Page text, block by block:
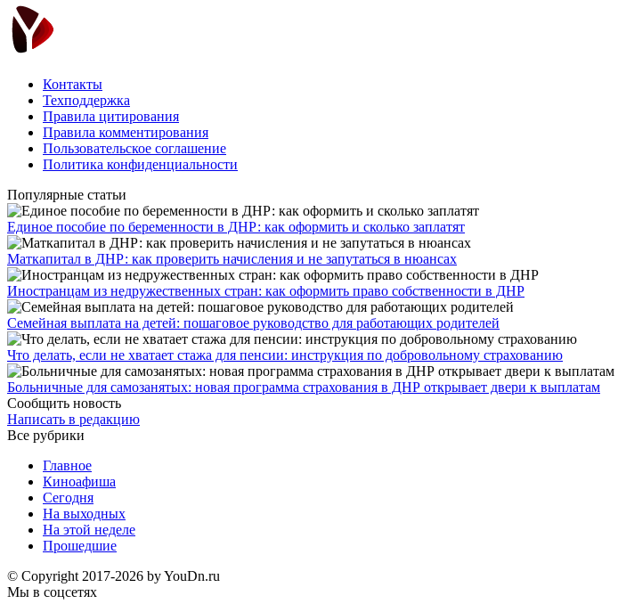
Контакты
Техподдержка
Правила цитирования
Правила комментирования
Пользовательское соглашение
Политика конфиденциальности
Популярные статьи
Единое пособие по беременности в ДНР: как оформить и сколько заплатят
​Маткапитал в ДНР: как проверить начисления и не запутаться в нюансах
Иностранцам из недружественных стран: как оформить право собственности в ДНР
Семейная выплата на детей: пошаговое руководство для работающих родителей
Что делать, если не хватает стажа для пенсии: инструкция по добровольному страхованию
Больничные для самозанятых: новая программа страхования в ДНР открывает двери к выплатам
Сообщить новость
Написать в редакцию
Все рубрики
Главное
Киноафиша
Сегодня
На выходных
На этой неделе
Прошедшие
© Copyright 2017-2026 by YouDn.ru
Мы в соцсетях